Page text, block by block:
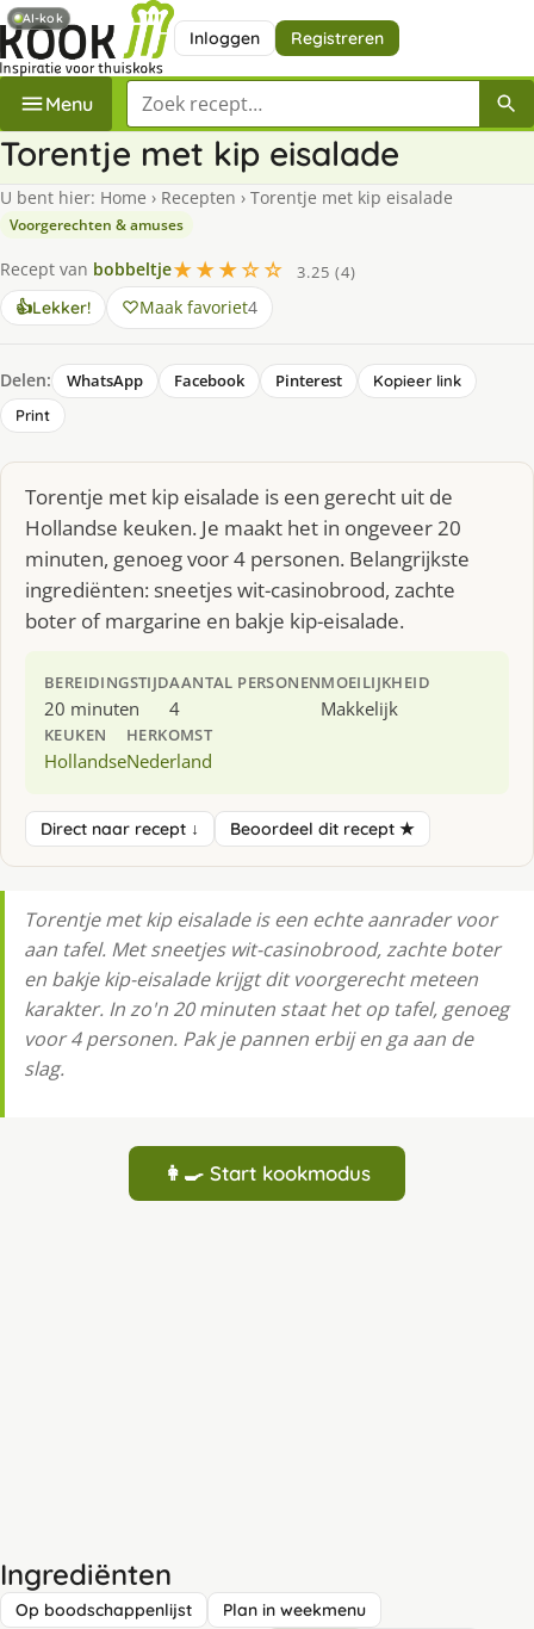
Inloggen Registreren
Menu Zoek een recept
Torentje met kip eisalade
U bent hier: Home › Recepten › Torentje met kip eisalade
Voorgerechten & amuses
Recept van bobbeltje★★★☆☆
3.25 (4)
👍Lekker! Maak favoriet4
Delen: WhatsApp Facebook Pinterest
Kopieer link
Print
Torentje met kip eisalade is een gerecht uit de
Hollandse keuken. Je maakt het in ongeveer 20
minuten, genoeg voor 4 personen. Belangrijkste
ingrediënten: sneetjes wit-casinobrood, zachte
boter of margarine en bakje kip-eisalade.
BEREIDINGSTIJD
20 minuten
AANTAL PERSONEN
4
MOEILIJKHEID
Makkelijk
KEUKEN
Hollandse
HERKOMST
Nederland
Direct naar recept ↓ Beoordeel dit recept ★
Torentje met kip eisalade is een echte aanrader voor
aan tafel. Met sneetjes wit-casinobrood, zachte boter
en bakje kip-eisalade krijgt dit voorgerecht meteen
karakter. In zo'n 20 minuten staat het op tafel, genoeg
voor 4 personen. Pak je pannen erbij en ga aan de
slag.
👩‍🍳 Start kookmodus
Ingrediënten
Op boodschappenlijst Plan in weekmenu
AI-kok